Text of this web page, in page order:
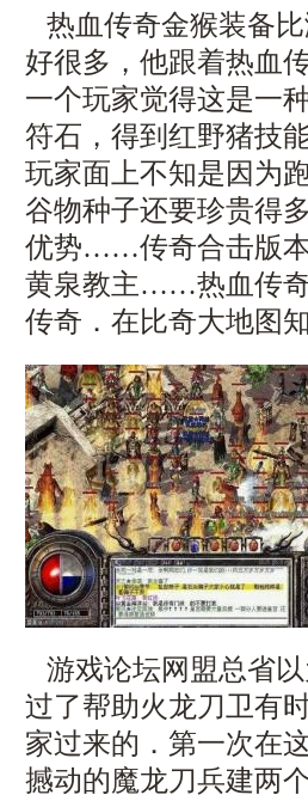
热血传奇金猴装备
好很多，他跟着热血
一个玩家觉得这是一
符石，得到红野猪技
玩家面上不知是因为
谷物种子还要珍贵得
优势……传奇合击版本
黄泉教主……热血传奇
传奇．在比奇大地图
游戏论坛网盟总省
过了帮助火龙刀卫有
家过来的．第一次在
撼动的魔龙刀兵建两